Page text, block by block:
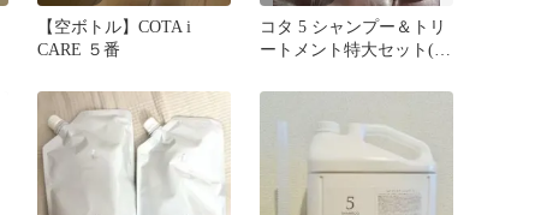
【空ボトル】COTA i
CARE ５番
コタ 5 シャンプー＆トリ
ートメント特大セット(ポ